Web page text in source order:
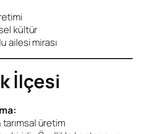
kültür
ailesi mirası
İlçesi
tarımsal üretim